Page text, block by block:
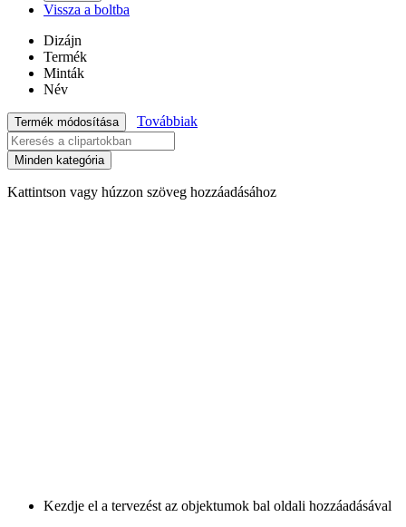
Vissza a boltba
Dizájn
Termék
Minták
Név
Termék módosítása Továbbiak
Minden kategória
Kattintson vagy húzzon szöveg hozzáadásához
Kezdje el a tervezést az objektumok bal oldali hozzáadásával